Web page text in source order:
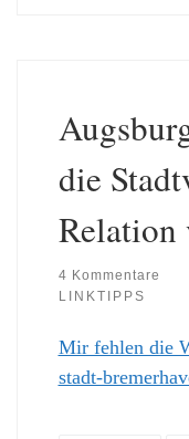
die
Relation
4 Kommentare
LINKTIPPS
Mir fehlen die
stadt-